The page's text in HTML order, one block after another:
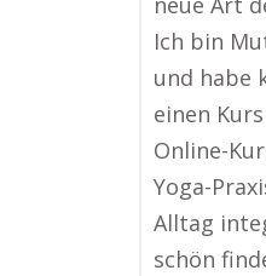
Ich bin
und habe
einen
Online-
Yoga-
Alltag
schön